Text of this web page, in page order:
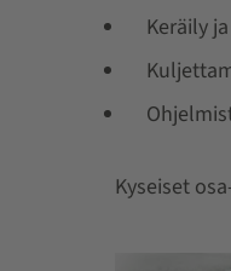
Keräily
Kyseiset